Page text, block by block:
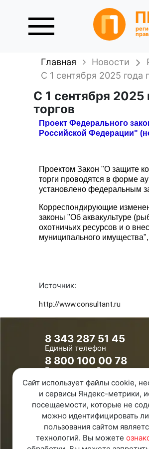
Главная Новости
С 1 сентября 2025 года
С 1 сентября
торгов
Проект Федерального
Российской Федерации"
Проектом Закон "О защите
торги проводятся в форме
установлено федеральным
Корреспондирующие
законы "Об аквакультуре
охотничьих ресурсов и о
муниципального
Источник:
http://www.consultant.ru
8 343 287 51 45
Единый телефон
8 800 100 00 78
Бесплатно по России
Обратная связь
Удаленная поддержка
Политика конфиденциальности
Политика обработки
данных
Карта Сайта
Сайт использует файлы cookie,
и сервисы Яндекс-метрики,
посещаемости, которые не
можно идентифицировать
пользования сайтом
технологий. Вы можете